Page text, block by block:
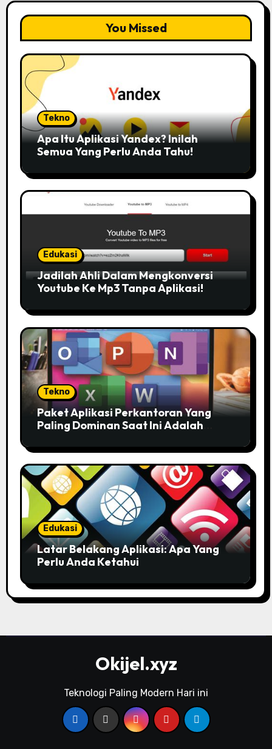
You Missed
Tekno
Apa Itu Aplikasi Yandex? Inilah
Semua Yang Perlu Anda Tahu!
Edukasi
Jadilah Ahli Dalam Mengkonversi
Youtube Ke Mp3 Tanpa Aplikasi!
Tekno
Paket Aplikasi Perkantoran Yang
Paling Dominan Saat Ini Adalah
Anda!
Edukasi
Latar Belakang Aplikasi: Apa Yang
Perlu Anda Ketahui
Okijel.xyz
Teknologi Paling Modern Hari ini